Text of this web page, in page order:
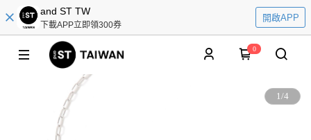
and ST TW
下載APP立即領300券
開啟APP
0
1/4